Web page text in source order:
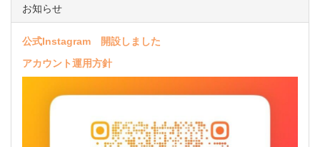
お知らせ
公式Instagram 開設しました
アカウント運用方針